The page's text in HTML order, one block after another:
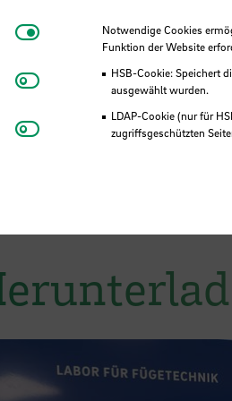
die HSB
Mitglied des
und industrielle
Baustein dieser
Notwendige Cookies
Notwendige Cookies
Funktion der Website
HSB-Cookie: Speichert
ausgewählt wurden.
LDAP-Cookie (nur für
zugriffsgeschützten
Matomo
Youtube